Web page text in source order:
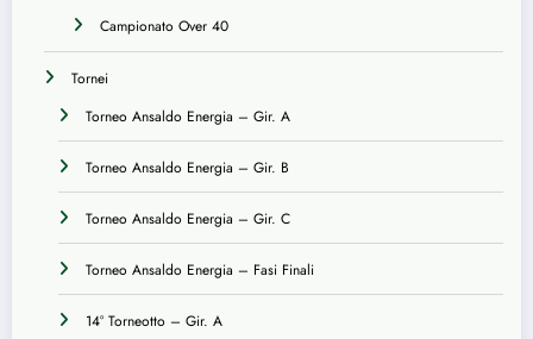
Campionato Over 40
Tornei
Torneo Ansaldo Energia – Gir. A
Torneo Ansaldo Energia – Gir. B
Torneo Ansaldo Energia – Gir. C
Torneo Ansaldo Energia – Fasi Finali
14° Torneotto – Gir. A